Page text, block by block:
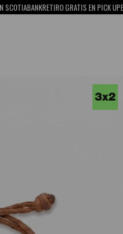
RETIRO GRATIS EN PICK UP